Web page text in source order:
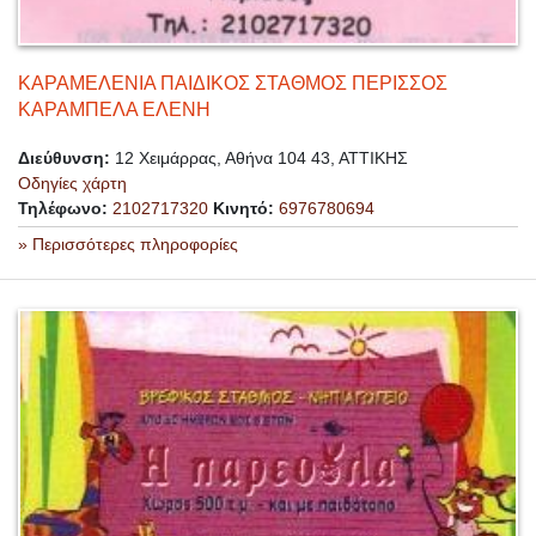
ΚΑΡΑΜΕΛΕΝΙΑ ΠΑΙΔΙΚΟΣ ΣΤΑΘΜΟΣ ΠΕΡΙΣΣΟΣ
ΚΑΡΑΜΠΕΛΑ ΕΛΕΝΗ
Διεύθυνση: 12 Χειμάρρας, Αθήνα 104 43, ΑΤΤΙΚΗΣ
Οδηγίες χάρτη
Τηλέφωνο: 2102717320 Κινητό: 6976780694
» Περισσότερες πληροφορίες